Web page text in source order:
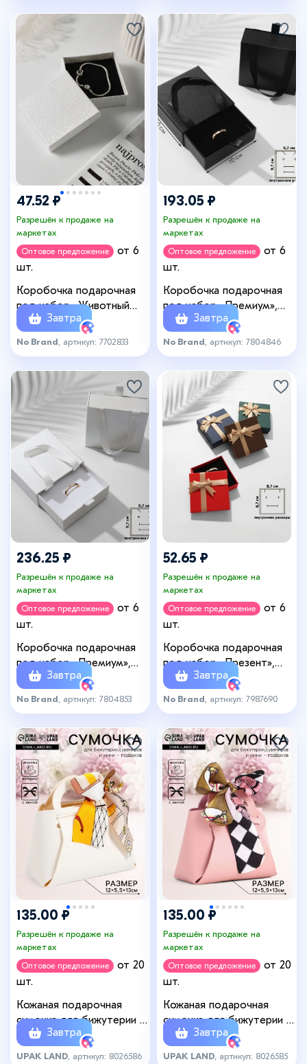
47.52 ₽
Разрешён к продаже на
маркетах
Оптовое предложение
от 6
шт.
Коробочка подарочная
под набор «Животный
принт», симпл, 9×9×2 см,
(полезная часть 8.5×8.5
см), вставка чёрная,
Завтра
No Brand , артикул: 7702833
193.05 ₽
Разрешён к продаже на
маркетах
Оптовое предложение
от 6
шт.
Коробочка подарочная
под набор «Премиум»,
10×10, цвет чёрный
Завтра
No Brand , артикул: 7804846
236.25 ₽
Разрешён к продаже на
маркетах
Оптовое предложение
от 6
шт.
Коробочка подарочная
под набор «Премиум»,
10×10, цвет белый
Завтра
No Brand , артикул: 7804853
52.65 ₽
Разрешён к продаже на
маркетах
Оптовое предложение
от 6
шт.
Коробочка подарочная
под набор «Презент»,
9×9×3 см, МИКС
Завтра
No Brand , артикул: 7987690
135.00 ₽
Разрешён к продаже на
маркетах
Оптовое предложение
от 20
шт.
Кожаная подарочная
сумочка для бижутерии и
сувениров, белая с
бантом (лента), 13×12×5.5
Завтра
UPAK LAND , артикул: 8026586
135.00 ₽
Разрешён к продаже на
маркетах
Оптовое предложение
от 20
шт.
Кожаная подарочная
сумочка для бижутерии и
сувениров, розовая с
бантом (лента), 13×12×5.5
Завтра
UPAK LAND , артикул: 8026585